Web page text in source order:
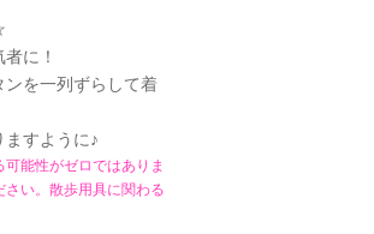
に！
を一列ずらして着
すように♪
能性がゼロではありま
い。散歩用具に関わる